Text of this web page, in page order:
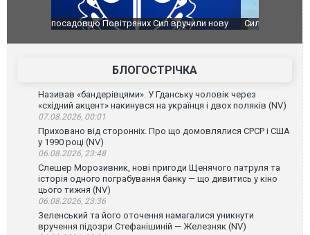
Сили оборони уразили Ярославський НПЗ:
атаку. ВІДЕО
Неймар
БЛОГОСТРІЧКА
Називав «бандерівцями». У Гданську чоловік через
«східний акцент» накинувся на українця і двох поляків (NV)
07.08.2026, 00:01
Приховано від сторонніх. Про що домовлялися СРСР і США
у 1990 році (NV)
06.08.2026, 23:48
Слешер Морозивник, нові пригоди Щенячого патруля та
історія одного пограбування банку — що дивитись у кіно
цього тижня (NV)
06.08.2026, 23:36
Зеленський та його оточення намагалися уникнути
вручення підозри Стефанішиній — Железняк (NV)